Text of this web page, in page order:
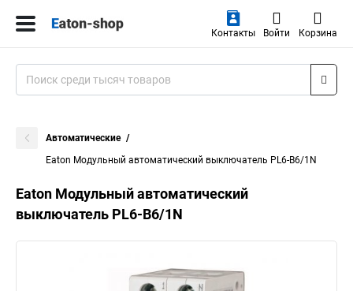
Контакты Войти Корзина
Автоматические
Eaton Модульный автоматический выключатель PL6-B6/1N
Eaton Модульный автоматический
выключатель PL6-B6/1N